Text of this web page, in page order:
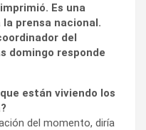
Es una
prensa nacional.
del
domingo responde
están viviendo los
del momento, diría